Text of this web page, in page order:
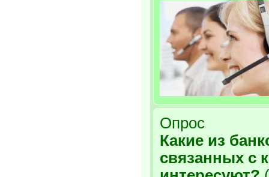
Опрос
Какие из
связанных с